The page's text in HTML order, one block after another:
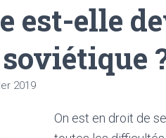
est-elle
2019
On est en droit de